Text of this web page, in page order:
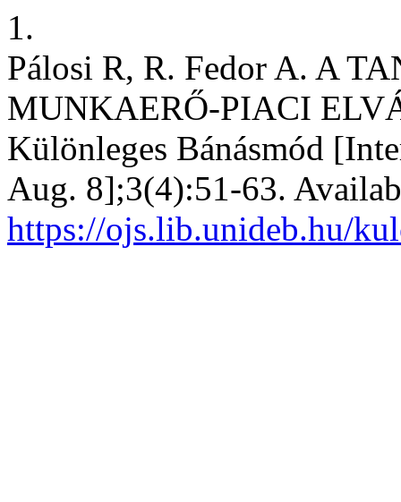
1.
Pálosi R, R. Fedor A. A
MUNKAERŐ-PIACI
Különleges Bánásmód
Aug. 8];3(4):51-63.
https://ojs.lib.unideb.hu/